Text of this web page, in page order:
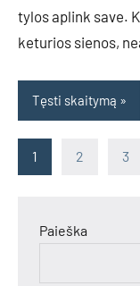
tylos aplink save.
keturios sienos,
Tęsti skaitymą
Įrašų
1 2 3
Paieška